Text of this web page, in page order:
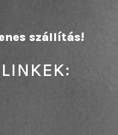
szállítás!